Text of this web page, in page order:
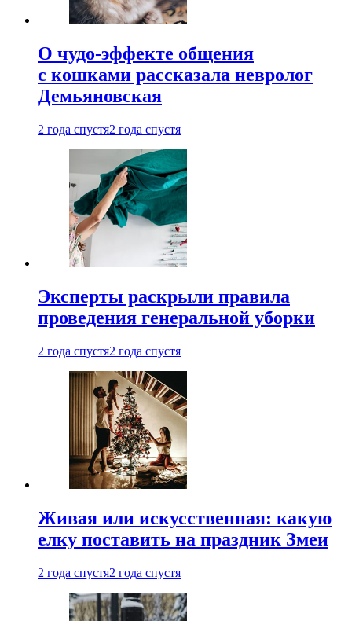
О чудо-эффекте общения
с кошками рассказала невролог
Демьяновская
2 года спустя2 года спустя
Эксперты раскрыли правила
проведения генеральной уборки
2 года спустя2 года спустя
Живая или искусственная: какую
елку поставить на праздник Змеи
2 года спустя2 года спустя